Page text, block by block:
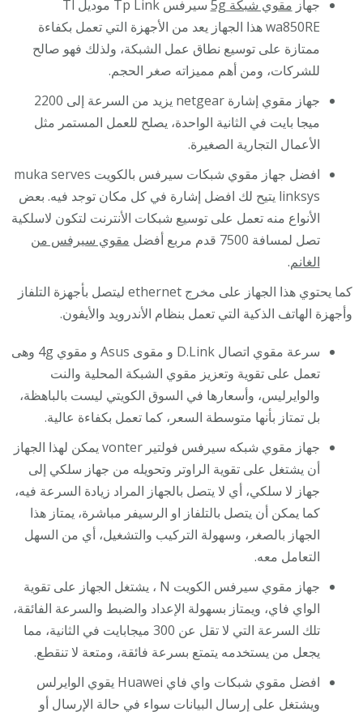
جهاز مقوي شبكة 5g
سيرفس Tp Link موديل Tl
wa850RE هذا الجهاز يعد من الأجهزة التي تعمل بكفاءة
ممتازة على توسيع نطاق عمل الشبكة، ولذلك فهو صالح
للشركات، ومن أهم مميزاته صغر الحجم.
جهاز مقوي إشارة netgear يزيد من السرعة إلى 2200
ميجا بايت في الثانية الواحدة، يصلح للعمل المستمر مثل
الأعمال التجارية الصغيرة.
افضل جهاز مقوي شبكات سيرفس بالكويت muka serves
linksys يتيح لك افضل إشارة في كل مكان توجد فيه. بعض
الأنواع منه تعمل على توسيع شبكات الأنترنت لتكون لاسلكية
تصل لمسافة 7500 قدم مربع أفضل
مقوي سيرفس من
الغانم.
كما يحتوي هذا الجهاز على مخرج ethernet ليتصل بأجهزة التلفاز
وأجهزة الهاتف الذكية التي تعمل بنظام الأندرويد والأيفون.
سرعة مقوي اتصال D.Link و مقوى Asus و مقوي 4g وهى
تعمل على تقوية وتعزيز مقوي الشبكة المحلية والنت
والوايرليس، وأسعارها في السوق الكويتي ليست بالباهظة،
بل تمتاز بأنها متوسطة السعر، كما تعمل بكفاءة عالية.
جهاز مقوي شبكه سيرفس فولتير vonter يمكن لهذا الجهاز
أن يشتغل على تقوية الراوتر وتحويله من جهاز سلكي إلى
جهاز لا سلكي، أي لا يتصل بالجهاز المراد زيادة السرعة فيه،
كما يمكن أن يتصل بالتلفاز او الرسيفر مباشرة، يمتاز هذا
الجهاز بالصغر، وسهولة التركيب والتشغيل، أي من السهل
التعامل معه.
جهاز مقوي سيرفس الكويت N ، يشتغل الجهاز على تقوية
الواي فاي، ويمتاز بسهولة الإعداد والضبط والسرعة الفائقة،
تلك السرعة التي لا تقل عن 300 ميجابايت في الثانية، مما
يجعل من يستخدمه يتمتع بسرعة فائقة، ومتعة لا تنقطع.
افضل مقوي شبكات واي فاي Huawei يقوي الوايرلس
ويشتغل على إرسال البيانات سواء في حالة الإرسال أو